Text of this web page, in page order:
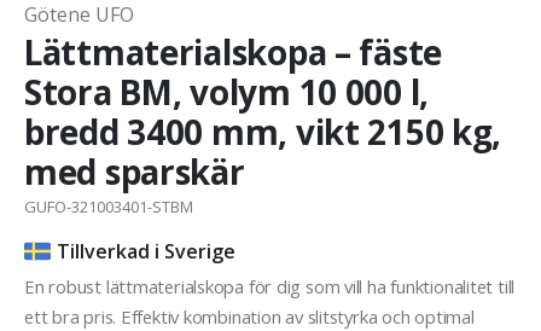
Götene UFO
Lättmaterialskopa – fäste
Stora BM, volym 10 000 l,
bredd 3400 mm, vikt 2150 kg,
med sparskär
GUFO-321003401-STBM
Tillverkad i Sverige
En robust lättmaterialskopa för dig som vill ha funktionalitet till
ett bra pris. Effektiv kombination av slitstyrka och optimal